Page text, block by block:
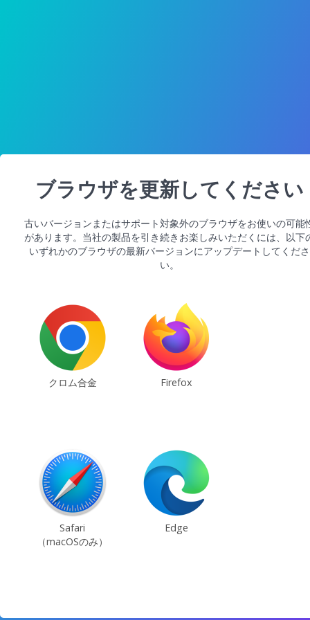
ブラウザを更新してください
古いバージョンまたはサポート対象外のブラウザをお使いの可能
があります。当社の製品を引き続きお楽しみいただくには、以下
いずれかのブラウザの最新バージョンにアップデートしてくださ
い。
クロム合金 Firefox
Safari
（macOSのみ）
Edge